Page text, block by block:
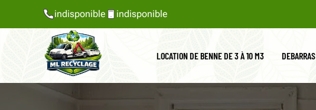
indisponible indisponible
LOCATION DE BENNE DE 3 À 10 M3 DEBARRAS